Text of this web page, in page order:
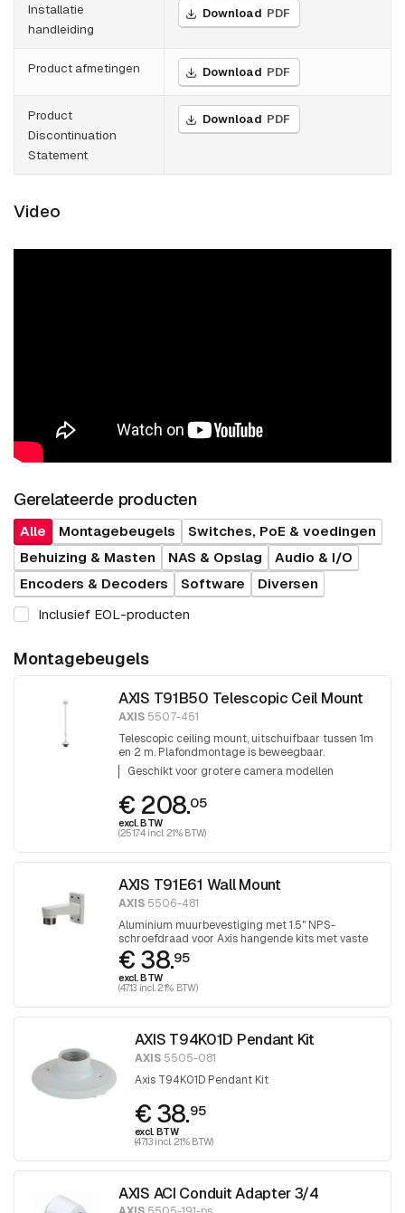
Installatie
handleiding
Download PDF
Product afmetingen Download PDF
Product
Discontinuation
Statement
Download PDF
Video
Gerelateerde producten
Alle Montagebeugels
Switches, PoE & voedingen
Behuizing & Masten
NAS & Opslag
Audio & I/O
Encoders & Decoders
Software
Diversen
Inclusief EOL-producten
Montagebeugels
AXIS T91B50 Telescopic Ceil Mount
AXIS 5507-451
Telescopic ceiling mount, uitschuifbaar tussen 1m
en 2 m. Plafondmontage is beweegbaar.
Eindschroefdraad 1,5 inch PT draad.
Geschikt voor grotere camera modellen
€ 208.05
excl. BTW
(251.74 incl. 21% BTW)
AXIS T91E61 Wall Mount
AXIS 5506-481
Aluminium muurbevestiging met 1.5" NPS-
schroefdraad voor Axis hangende kits met vaste
koepel.
€ 38.95
excl. BTW
(47.13 incl. 21% BTW)
AXIS T94K01D Pendant Kit
AXIS5505-081
Axis T94K01D Pendant Kit
€ 38.95
excl. BTW
(47.13 incl. 21% BTW)
AXIS ACI Conduit Adapter 3/4